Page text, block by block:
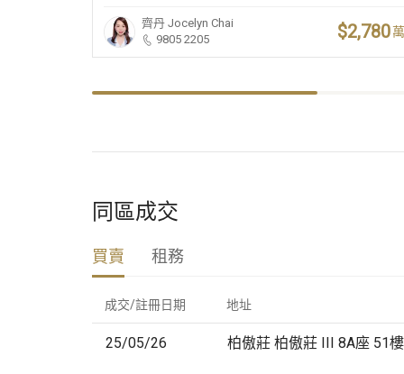
齊丹 Jocelyn Chai
9805 2205
$2,780萬
同區成交
買賣 租務
成交/註冊日期 地址
25/05/26 柏傲莊 柏傲莊 III 8A座 51